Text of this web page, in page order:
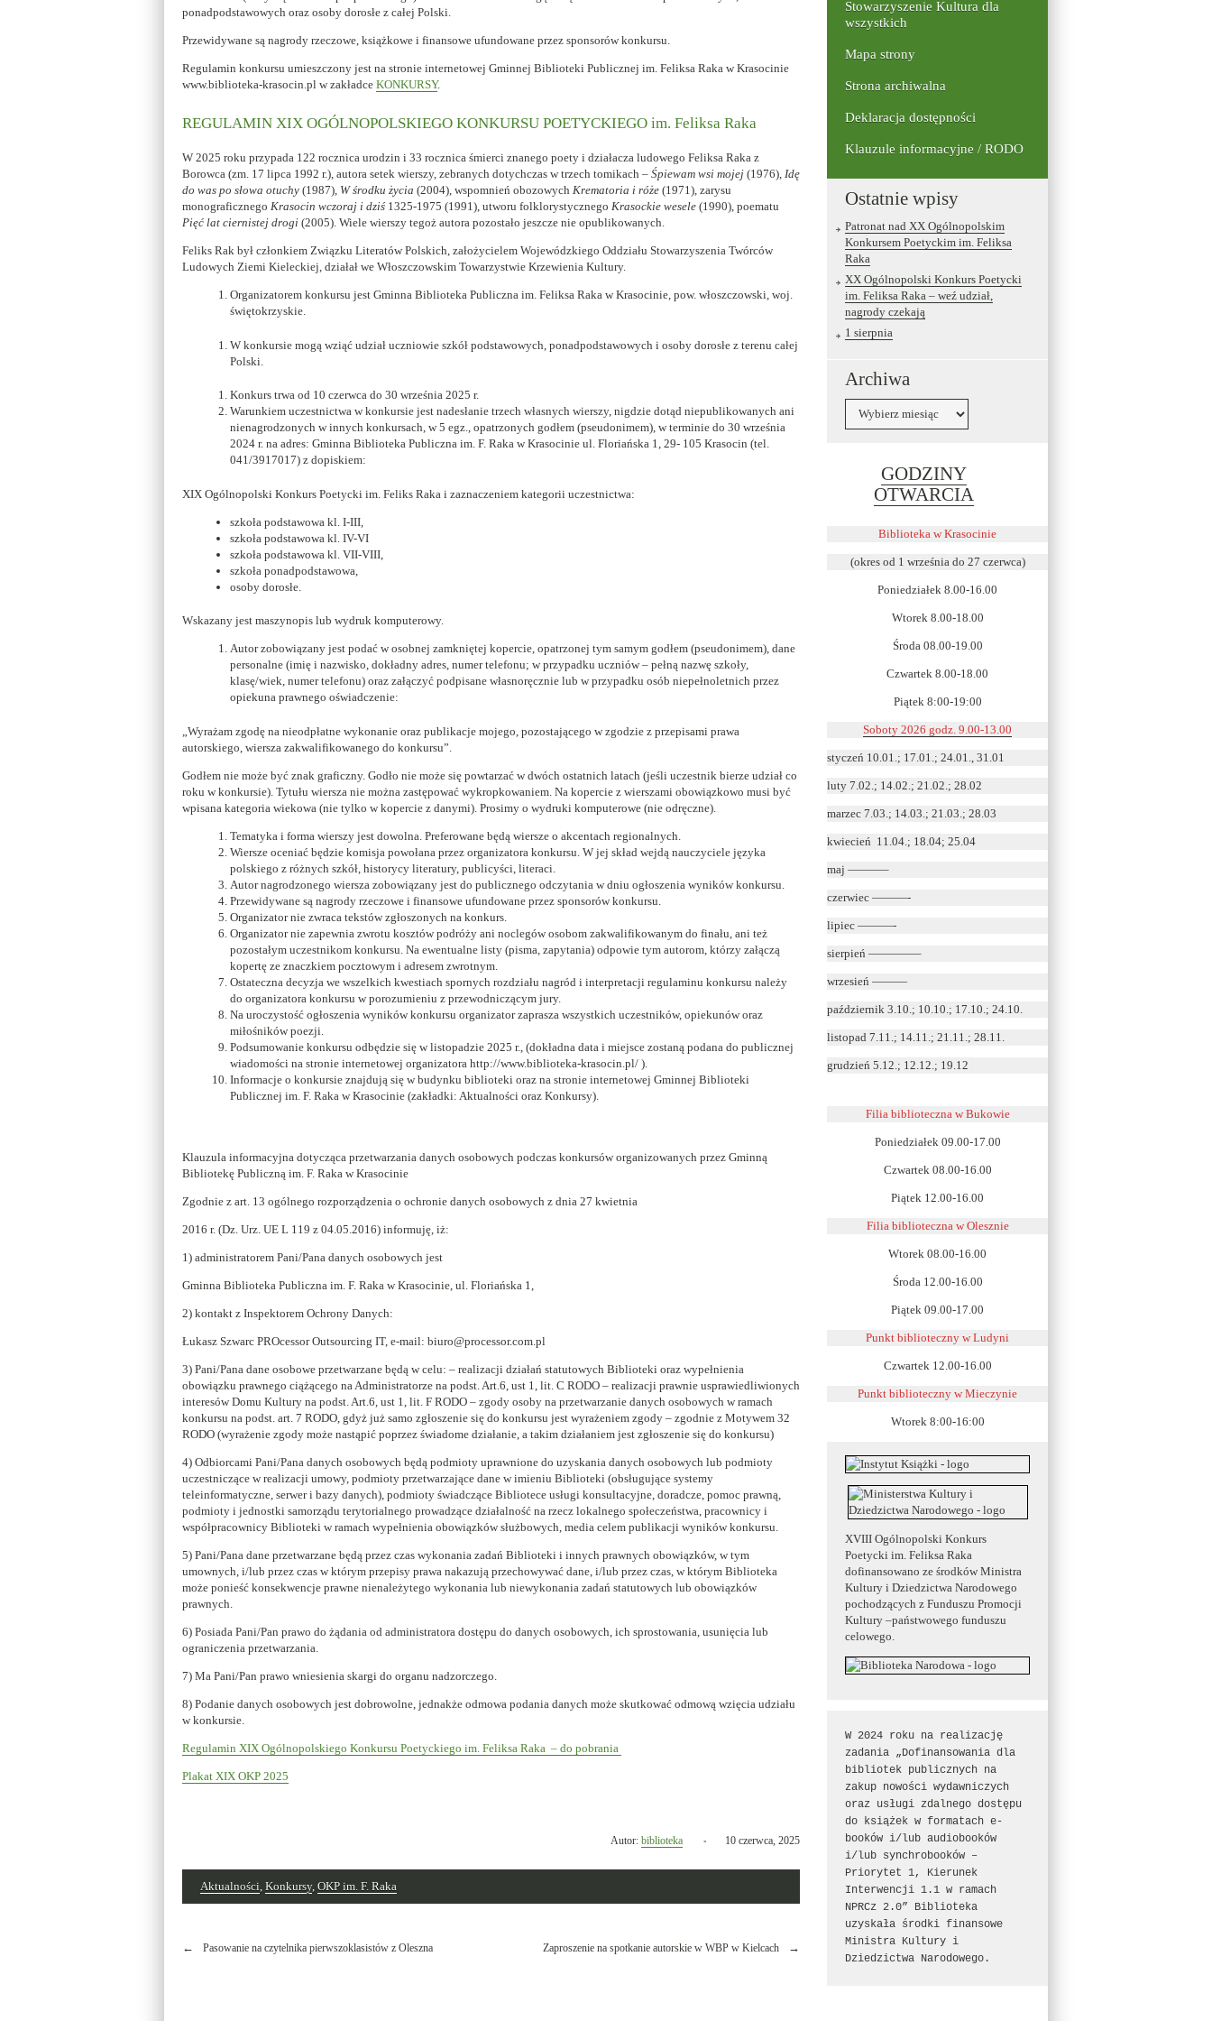
ponadpodstawowych oraz osoby dorosłe z całej Polski.
Przewidywane są nagrody rzeczowe, książkowe i finansowe ufundowane przez sponsorów konkursu.
Regulamin konkursu umieszczony jest na stronie internetowej Gminnej Biblioteki Publicznej im. Feliksa Raka w Krasocinie
www.biblioteka-krasocin.pl w zakładce KONKURSY.
REGULAMIN XIX OGÓLNOPOLSKIEGO KONKURSU POETYCKIEGO im. Feliksa Raka
W 2025 roku przypada 122 rocznica urodzin i 33 rocznica śmierci znanego poety i działacza ludowego Feliksa Raka z
Borowca (zm. 17 lipca 1992 r.), autora setek wierszy, zebranych dotychczas w trzech tomikach – Śpiewam wsi mojej (1976), Idę
do was po słowa otuchy (1987), W środku życia (2004), wspomnień obozowych Krematoria i róże (1971), zarysu
monograficznego Krasocin wczoraj i dziś1325-1975 (1991), utworu folklorystycznego Krasockie wesele (1990), poematu
Pięć lat ciernistej drogi (2005). Wiele wierszy tegoż autora pozostało jeszcze nie opublikowanych.
Feliks Rak był członkiem Związku Literatów Polskich, założycielem Wojewódzkiego Oddziału Stowarzyszenia Twórców
Ludowych Ziemi Kieleckiej, działał we Włoszczowskim Towarzystwie Krzewienia Kultury.
Organizatorem konkursu jest Gminna Biblioteka Publiczna im. Feliksa Raka w Krasocinie, pow. włoszczowski, woj.
świętokrzyskie.
W konkursie mogą wziąć udział uczniowie szkół podstawowych, ponadpodstawowych i osoby dorosłe z terenu całej
Polski.
Konkurs trwa od 10 czerwca do 30 września 2025 r.
Warunkiem uczestnictwa w konkursie jest nadesłanie trzech własnych wierszy, nigdzie dotąd niepublikowanych ani
nienagrodzonych w innych konkursach, w 5 egz., opatrzonych godłem (pseudonimem), w terminie do 30 września
2024 r. na adres: Gminna Biblioteka Publiczna im. F. Raka w Krasocinie ul. Floriańska 1, 29- 105 Krasocin (tel.
041/3917017) z dopiskiem:
XIX Ogólnopolski Konkurs Poetycki im. Feliks Raka i zaznaczeniem kategorii uczestnictwa:
szkoła podstawowa kl. I-III,
szkoła podstawowa kl. IV-VI
szkoła podstawowa kl. VII-VIII,
szkoła ponadpodstawowa,
osoby dorosłe.
Wskazany jest maszynopis lub wydruk komputerowy.
Autor zobowiązany jest podać w osobnej zamkniętej kopercie, opatrzonej tym samym godłem (pseudonimem), dane
personalne (imię i nazwisko, dokładny adres, numer telefonu; w przypadku uczniów – pełną nazwę szkoły,
klasę/wiek, numer telefonu) oraz załączyć podpisane własnoręcznie lub w przypadku osób niepełnoletnich przez
opiekuna prawnego oświadczenie:
„Wyrażam zgodę na nieodpłatne wykonanie oraz publikacje mojego, pozostającego w zgodzie z przepisami prawa
autorskiego, wiersza zakwalifikowanego do konkursu”.
Godłem nie może być znak graficzny. Godło nie może się powtarzać w dwóch ostatnich latach (jeśli uczestnik bierze udział co
roku w konkursie). Tytułu wiersza nie można zastępować wykropkowaniem. Na kopercie z wierszami obowiązkowo musi być
wpisana kategoria wiekowa (nie tylko w kopercie z danymi). Prosimy o wydruki komputerowe (nie odręczne).
Tematyka i forma wierszy jest dowolna. Preferowane będą wiersze o akcentach regionalnych.
Wiersze oceniać będzie komisja powołana przez organizatora konkursu. W jej skład wejdą nauczyciele języka
polskiego z różnych szkół, historycy literatury, publicyści, literaci.
Autor nagrodzonego wiersza zobowiązany jest do publicznego odczytania w dniu ogłoszenia wyników konkursu.
Przewidywane są nagrody rzeczowe i finansowe ufundowane przez sponsorów konkursu.
Organizator nie zwraca tekstów zgłoszonych na konkurs.
Organizator nie zapewnia zwrotu kosztów podróży ani noclegów osobom zakwalifikowanym do finału, ani też
pozostałym uczestnikom konkursu. Na ewentualne listy (pisma, zapytania) odpowie tym autorom, którzy załączą
kopertę ze znaczkiem pocztowym i adresem zwrotnym.
Ostateczna decyzja we wszelkich kwestiach spornych rozdziału nagród i interpretacji regulaminu konkursu należy
do organizatora konkursu w porozumieniu z przewodniczącym jury.
Na uroczystość ogłoszenia wyników konkursu organizator zaprasza wszystkich uczestników, opiekunów oraz
miłośników poezji.
Podsumowanie konkursu odbędzie się w listopadzie 2025 r., (dokładna data i miejsce zostaną podana do publicznej
wiadomości na stronie internetowej organizatora http://www.biblioteka-krasocin.pl/ ).
Informacje o konkursie znajdują się w budynku biblioteki oraz na stronie internetowej Gminnej Biblioteki
Publicznej im. F. Raka w Krasocinie (zakładki: Aktualności oraz Konkursy).
Klauzula informacyjna dotycząca przetwarzania danych osobowych podczas konkursów organizowanych przez Gminną
Bibliotekę Publiczną im. F. Raka w Krasocinie
Zgodnie z art. 13 ogólnego rozporządzenia o ochronie danych osobowych z dnia 27 kwietnia
2016 r. (Dz. Urz. UE L 119 z 04.05.2016) informuję, iż:
1) administratorem Pani/Pana danych osobowych jest
Gminna Biblioteka Publiczna im. F. Raka w Krasocinie, ul. Floriańska 1,
2) kontakt z Inspektorem Ochrony Danych:
Łukasz Szwarc PROcessor Outsourcing IT, e-mail: biuro@processor.com.pl
3) Pani/Pana dane osobowe przetwarzane będą w celu: – realizacji działań statutowych Biblioteki oraz wypełnienia
obowiązku prawnego ciążącego na Administratorze na podst. Art.6, ust 1, lit. C RODO – realizacji prawnie usprawiedliwionych
interesów Domu Kultury na podst. Art.6, ust 1, lit. F RODO – zgody osoby na przetwarzanie danych osobowych w ramach
konkursu na podst. art. 7 RODO, gdyż już samo zgłoszenie się do konkursu jest wyrażeniem zgody – zgodnie z Motywem 32
RODO (wyrażenie zgody może nastąpić poprzez świadome działanie, a takim działaniem jest zgłoszenie się do konkursu)
4) Odbiorcami Pani/Pana danych osobowych będą podmioty uprawnione do uzyskania danych osobowych lub podmioty
uczestniczące w realizacji umowy, podmioty przetwarzające dane w imieniu Biblioteki (obsługujące systemy
teleinformatyczne, serwer i bazy danych), podmioty świadczące Bibliotece usługi konsultacyjne, doradcze, pomoc prawną,
podmioty i jednostki samorządu terytorialnego prowadzące działalność na rzecz lokalnego społeczeństwa, pracownicy i
współpracownicy Biblioteki w ramach wypełnienia obowiązków służbowych, media celem publikacji wyników konkursu.
5) Pani/Pana dane przetwarzane będą przez czas wykonania zadań Biblioteki i innych prawnych obowiązków, w tym
umownych, i/lub przez czas w którym przepisy prawa nakazują przechowywać dane, i/lub przez czas, w którym Biblioteka
może ponieść konsekwencje prawne nienależytego wykonania lub niewykonania zadań statutowych lub obowiązków
prawnych.
6) Posiada Pani/Pan prawo do żądania od administratora dostępu do danych osobowych, ich sprostowania, usunięcia lub
ograniczenia przetwarzania.
7) Ma Pani/Pan prawo wniesienia skargi do organu nadzorczego.
8) Podanie danych osobowych jest dobrowolne, jednakże odmowa podania danych może skutkować odmową wzięcia udziału
w konkursie.
Regulamin XIX Ogólnopolskiego Konkursu Poetyckiego im. Feliksa Raka – do pobrania
Plakat XIX OKP 2025
Autor: bibliotekaOpublikowano
dniu
10 czerwca, 2025
Aktualności, Konkursy, OKP im. F. Raka
Nawigacja
Pasowanie na czytelnika pierwszoklasistów z Oleszna Zaproszenie na spotkanie autorskie w WBP w Kielcach
Stowarzyszenie Kultura dla
wszystkich
Mapa strony
Strona archiwalna
Deklaracja dostępności
Klauzule informacyjne / RODO
Ostatnie wpisy
Patronat nad XX Ogólnopolskim
Konkursem Poetyckim im. Feliksa
Raka
XX Ogólnopolski Konkurs Poetycki
im. Feliksa Raka – weź udział,
nagrody czekają
1 sierpnia
Archiwa
GODZINY
OTWARCIA
się
w
oknie
Biblioteka w Krasocinie
(okres od 1 września do 27 czerwca)
Poniedziałek 8.00-16.00
Wtorek 8.00-18.00
Środa 08.00-19.00
Czwartek 8.00-18.00
Piątek 8:00-19:00
Soboty 2026 godz. 9.00-13.00
styczeń 10.01.; 17.01.; 24.01., 31.01
luty 7.02.; 14.02.; 21.02.; 28.02
marzec 7.03.; 14.03.; 21.03.; 28.03
kwiecień 11.04.; 18.04; 25.04
maj ———–
czerwiec ———-
lipiec ———-
sierpień ————–
wrzesień ———
październik 3.10.; 10.10.; 17.10.; 24.10.
listopad 7.11.; 14.11.; 21.11.; 28.11.
grudzień 5.12.; 12.12.; 19.12
Filia biblioteczna w Bukowie
Poniedziałek 09.00-17.00
Czwartek 08.00-16.00
Piątek 12.00-16.00
Filia biblioteczna w Olesznie
Wtorek 08.00-16.00
Środa 12.00-16.00
Piątek 09.00-17.00
Punkt biblioteczny w Ludyni
Czwartek 12.00-16.00
Punkt biblioteczny w Mieczynie
Wtorek 8:00-16:00
XVIII Ogólnopolski Konkurs
Poetycki im. Feliksa Raka
dofinansowano ze środków Ministra
Kultury i Dziedzictwa Narodowego
pochodzących z Funduszu Promocji
Kultury –państwowego funduszu
celowego.
W 2024 roku na realizację
zadania „Dofinansowania dla
bibliotek publicznych na
zakup nowości wydawniczych
oraz usługi zdalnego dostępu
do książek w formatach e-
booków i/lub audiobooków
i/lub synchrobooków –
Priorytet 1, Kierunek
Interwencji 1.1 w ramach
NPRCz 2.0” Biblioteka
uzyskała środki finansowe
Ministra Kultury i
Dziedzictwa Narodowego.